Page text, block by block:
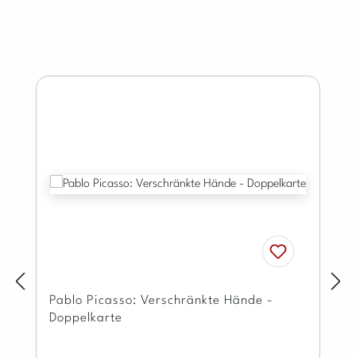
Produktgalerie überspringen
Pablo Picasso: Verschränkte Hände -
Doppelkarte